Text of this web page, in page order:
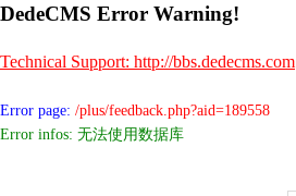
DedeCMS Error Warning!
Technical Support: http://bbs.dedecms.com
Error page: /plus/feedback.php?aid=189558
Error infos: 无法使用数据库